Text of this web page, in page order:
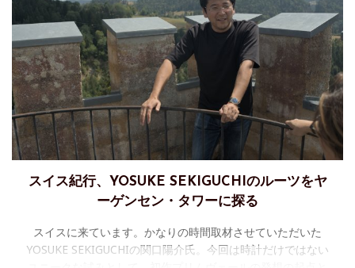
スイス紀行、YOSUKE SEKIGUCHIのルーツをヤ
ーゲンセン・タワーに探る
スイスに来ています。かなりの時間取材させていただいた
YOSUKE SEKIGUCHIの関口陽介氏。今回は時計だけではない